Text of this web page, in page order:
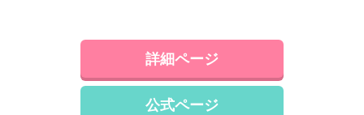
詳細ページ
公式ページ